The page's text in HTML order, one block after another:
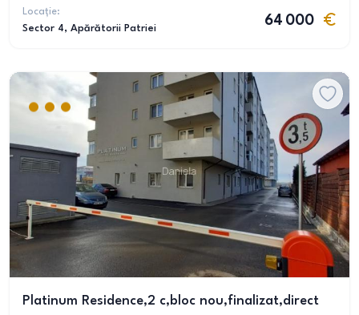
Locație:
Sector 4, Apărătorii Patriei
64 000
Platinum Residence,2 c,bloc nou,finalizat,direct